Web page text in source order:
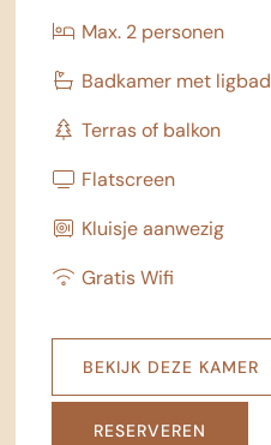
Max. 2 personen
Badkamer met ligbad
Terras of balkon
Flatscreen
Kluisje aanwezig
Gratis Wifi
BEKIJK DEZE KAMER
RESERVEREN